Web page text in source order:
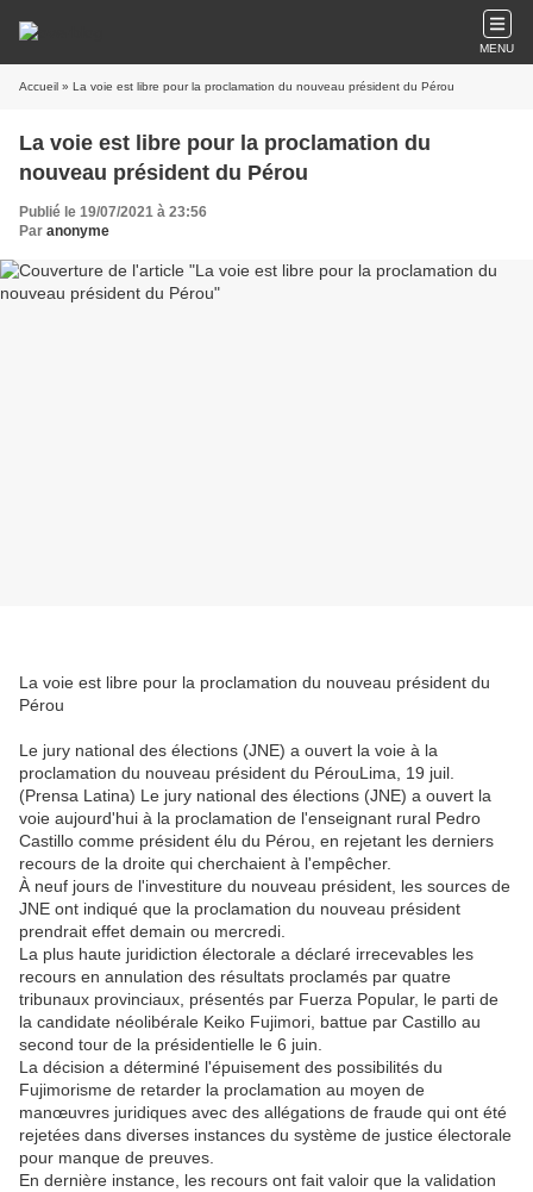
MENU
Accueil » La voie est libre pour la proclamation du nouveau président du Pérou
La voie est libre pour la proclamation du
nouveau président du Pérou
Publié le 19/07/2021 à 23:56
Par anonyme
La voie est libre pour la proclamation du nouveau président du
Pérou
Le jury national des élections (JNE) a ouvert la voie à la
proclamation du nouveau président du PérouLima, 19 juil.
(Prensa Latina) Le jury national des élections (JNE) a ouvert la
voie aujourd'hui à la proclamation de l'enseignant rural Pedro
Castillo comme président élu du Pérou, en rejetant les derniers
recours de la droite qui cherchaient à l'empêcher.
À neuf jours de l'investiture du nouveau président, les sources de
JNE ont indiqué que la proclamation du nouveau président
prendrait effet demain ou mercredi.
La plus haute juridiction électorale a déclaré irrecevables les
recours en annulation des résultats proclamés par quatre
tribunaux provinciaux, présentés par Fuerza Popular, le parti de
la candidate néolibérale Keiko Fujimori, battue par Castillo au
second tour de la présidentielle le 6 juin.
La décision a déterminé l'épuisement des possibilités du
Fujimorisme de retarder la proclamation au moyen de
manœuvres juridiques avec des allégations de fraude qui ont été
rejetées dans diverses instances du système de justice électorale
pour manque de preuves.
En dernière instance, les recours ont fait valoir que la validation